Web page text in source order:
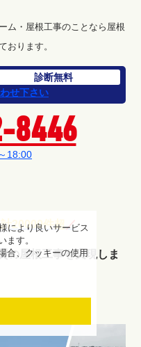
により良いサービス
ます。
合、クッキーの使用
ム・屋根工事のことなら屋根
おります。
診断無料
せ下さい
8446
18:00
20000件超／
の屋根工事を実現しま
ップ！